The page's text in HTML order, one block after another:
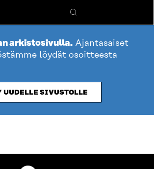
Hae
arkistosivulla. Ajantasaiset
löydät osoitteesta
SIVUSTOLLE